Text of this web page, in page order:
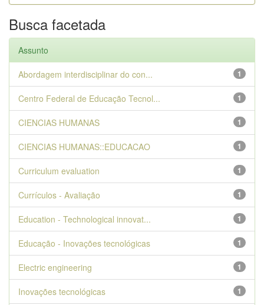
Busca facetada
Assunto
1
Abordagem interdisciplinar do con...
1
Centro Federal de Educação Tecnol...
1
CIENCIAS HUMANAS
1
CIENCIAS HUMANAS::EDUCACAO
1
Curriculum evaluation
1
Currículos - Avaliação
1
Education - Technological innovat...
1
Educação - Inovações tecnológicas
1
Electric engineering
1
Inovações tecnológicas